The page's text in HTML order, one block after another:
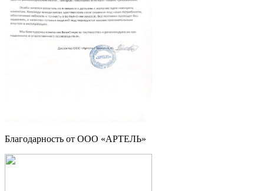
Благодарность от ООО «АРТЕЛЬ»